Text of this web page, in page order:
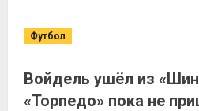
Футбол
Войдель ушёл из
«Торпедо» пока не